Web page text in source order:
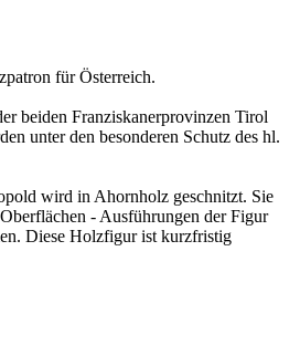
für Österreich.
beiden Franziskanerprovinzen Tirol
unter den besonderen Schutz des hl.
wird in Ahornholz geschnitzt. Sie
- Ausführungen der Figur
Diese Holzfigur ist kurzfristig